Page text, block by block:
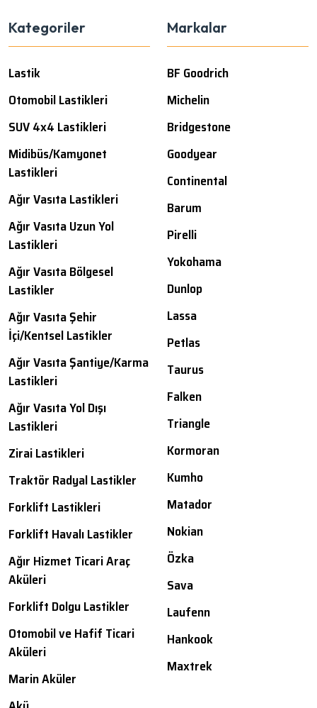
Kategoriler
Lastik
Otomobil Lastikleri
SUV 4x4 Lastikleri
Midibüs/Kamyonet
Lastikleri
Ağır Vasıta Lastikleri
Ağır Vasıta Uzun Yol
Lastikleri
Ağır Vasıta Bölgesel
Lastikler
Ağır Vasıta Şehir
İçi/Kentsel Lastikler
Ağır Vasıta Şantiye/Karma
Lastikleri
Ağır Vasıta Yol Dışı
Lastikleri
Zirai Lastikleri
Traktör Radyal Lastikler
Forklift Lastikleri
Forklift Havalı Lastikler
Ağır Hizmet Ticari Araç
Aküleri
Forklift Dolgu Lastikler
Otomobil ve Hafif Ticari
Aküleri
Marin Aküler
Markalar
BF Goodrich
Michelin
Bridgestone
Goodyear
Continental
Barum
Pirelli
Yokohama
Dunlop
Lassa
Petlas
Taurus
Falken
Triangle
Kormoran
Kumho
Matador
Nokian
Özka
Sava
Laufenn
Hankook
Maxtrek